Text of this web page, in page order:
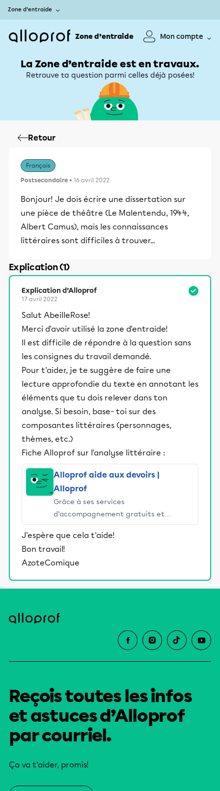
Zone d’entraide
Zone d’entraide Mon compte
La Zone d’entraide est en travaux.
Retrouve ta question parmi celles déjà posées!
Retour
Français
Postsecondaire • 16 avril 2022
Bonjour! Je dois écrire une dissertation sur
une pièce de théâtre (Le Malentendu, 1944,
Albert Camus), mais les connaissances
littéraires sont difficiles à trouver...
Explication (1)
Explication d’Alloprof
17 avril 2022
Salut AbeilleRose!
Merci d'avoir utilisé la zone d'entraide!
Il est difficile de répondre à la question sans
les consignes du travail demandé.
Pour t'aider, je te suggère de faire une
lecture approfondie du texte en annotant les
éléments que tu dois relever dans ton
analyse. Si besoin, base- toi sur des
composantes littéraires (personnages,
thèmes, etc.)
Fiche Alloprof sur l'analyse littéraire :
Alloprof aide aux devoirs |
Alloprof
Grâce à ses services
d’accompagnement gratuits et
stimulants, Alloprof engage les élèves
et leurs parents dans la réussite
éducative.
J'espère que cela t'aide!
Bon travail!
AzoteComique
Reçois toutes les infos
et astuces d’Alloprof
par courriel.
Ça va t’aider, promis!